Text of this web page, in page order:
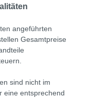
angeführten
Gesamtpreise
sind nicht im
eine entsprechend